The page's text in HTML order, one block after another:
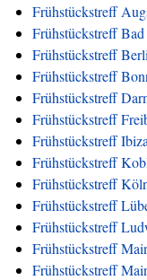
Frühstückstreff
Frühstückstreff
Frühstückstreff
Frühstückstreff
Frühstückstreff
Frühstückstreff
Frühstückstreff Ibiza
Frühstückstreff
Frühstückstreff
Frühstückstreff
Frühstückstreff
Frühstückstreff
Frühstückstreff